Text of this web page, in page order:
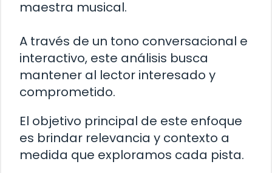
maestra musical.
A través de un tono conversacional e
interactivo, este análisis busca
mantener al lector interesado y
comprometido.
El objetivo principal de este enfoque
es brindar relevancia y contexto a
medida que exploramos cada pista.